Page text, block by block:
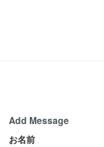
Add Message
お名前